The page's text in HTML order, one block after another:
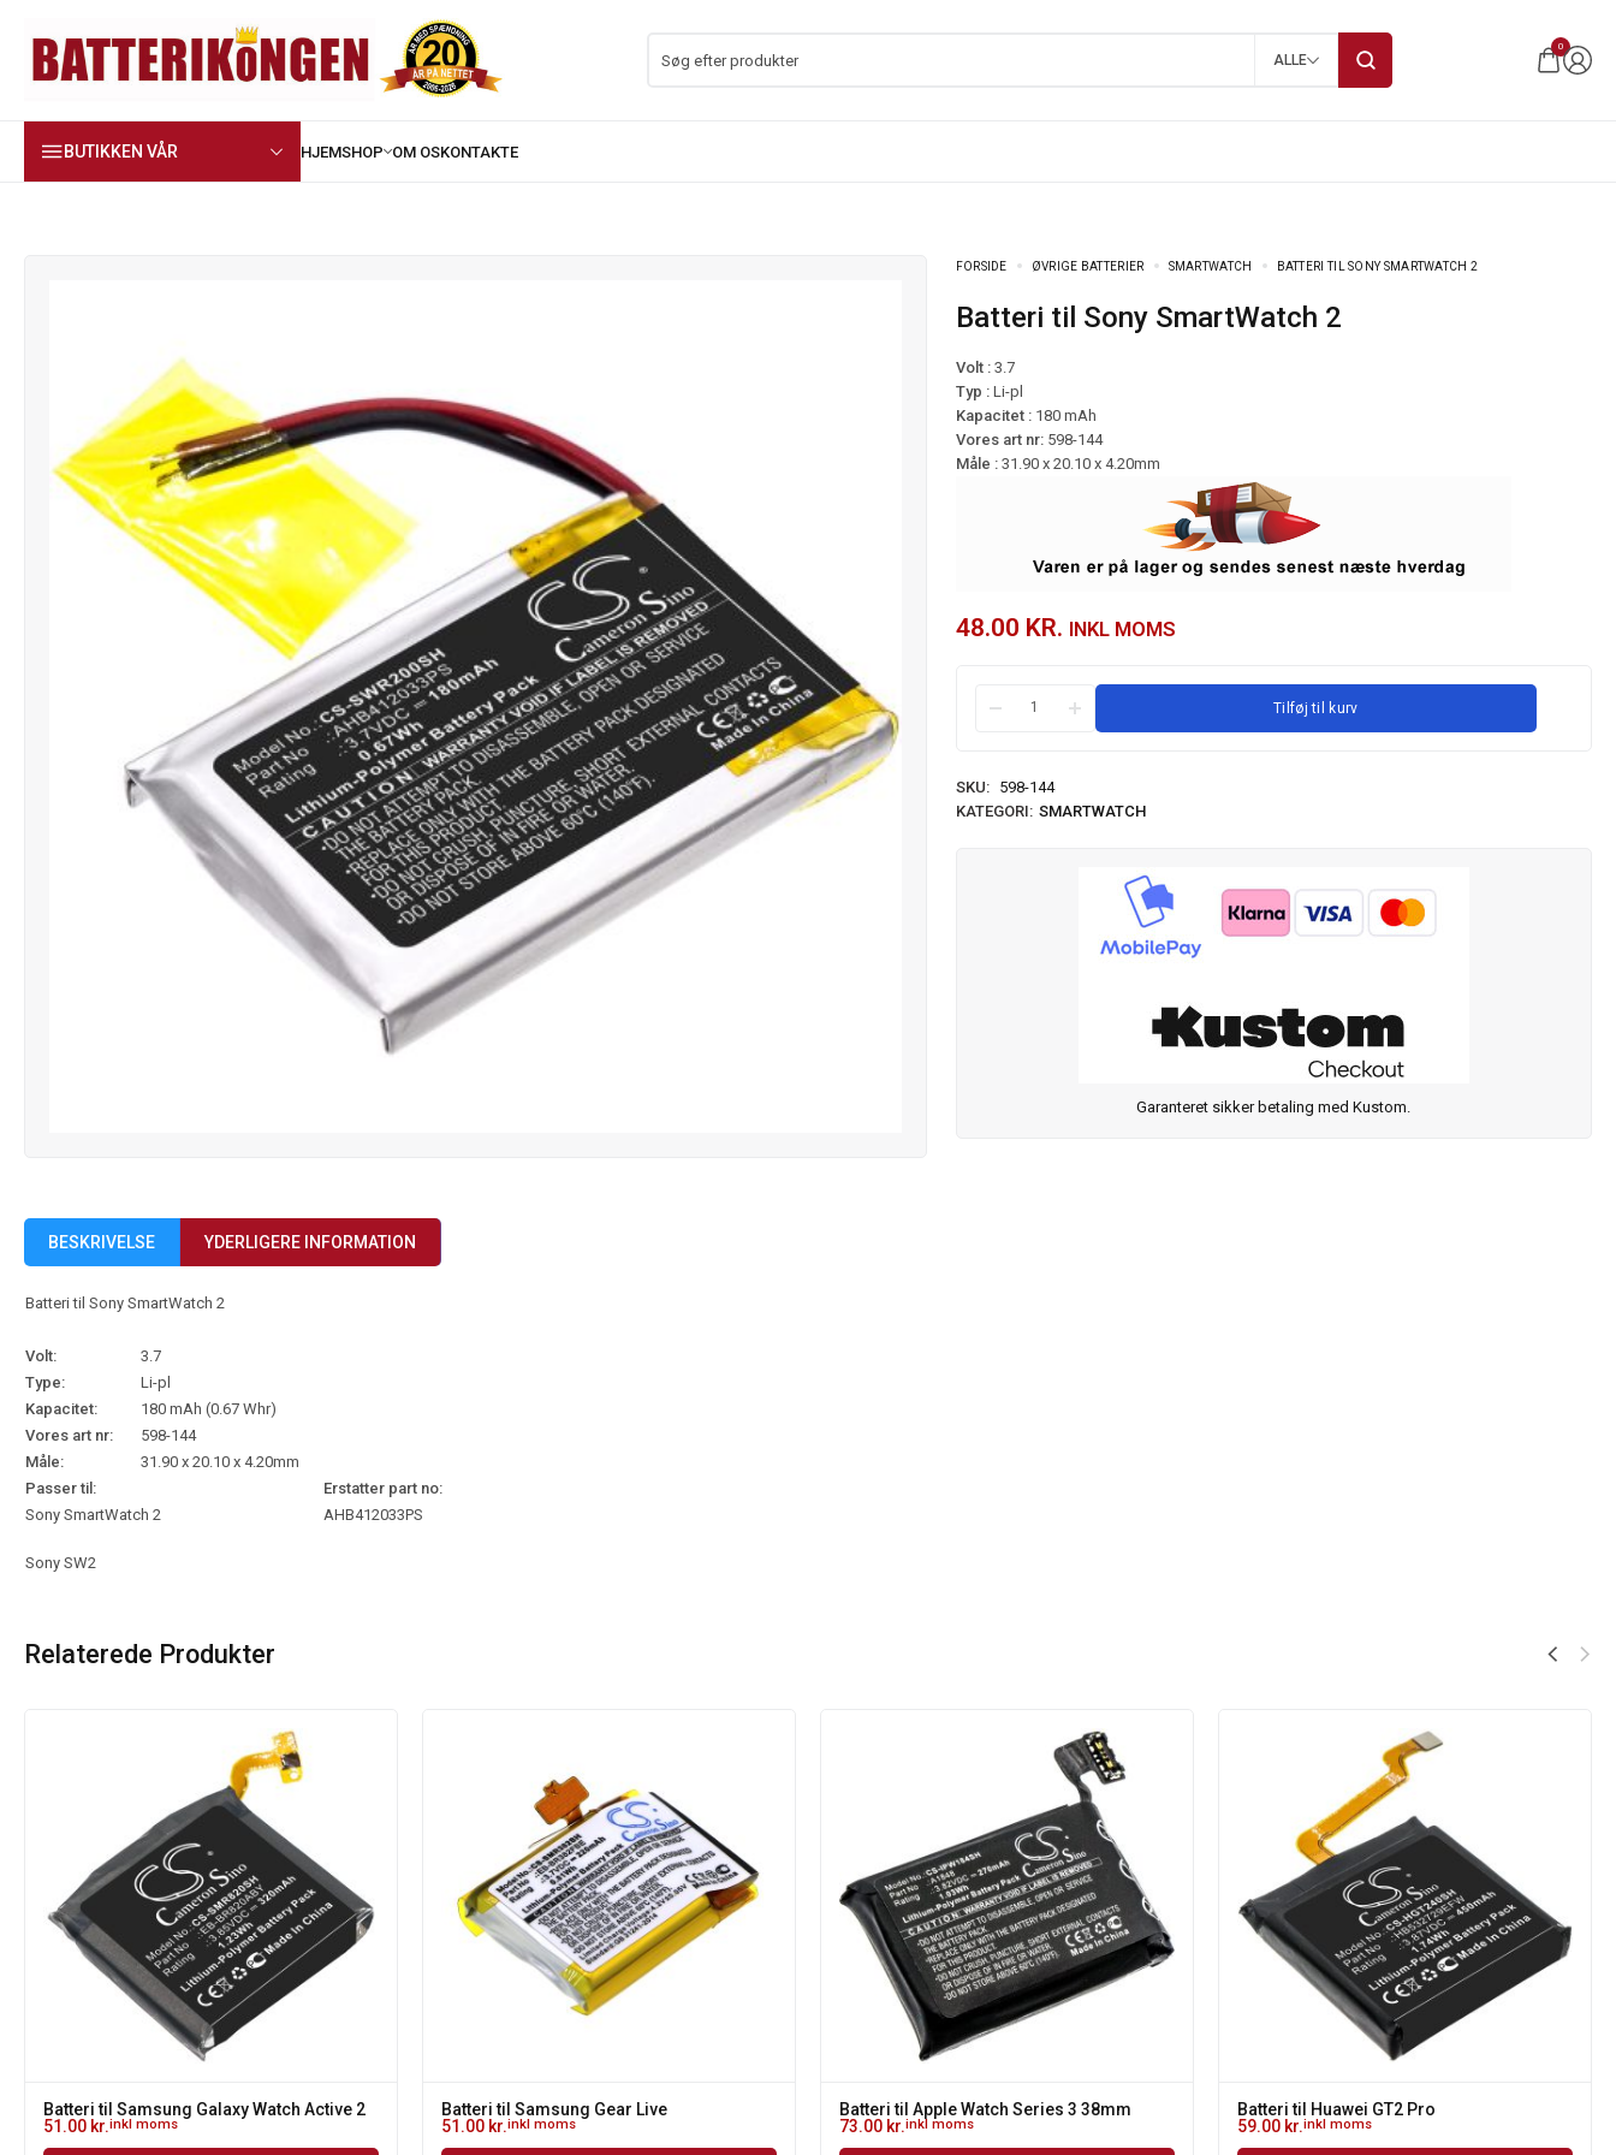
ALLE
0
BUTIKKEN VÅR
FORSIDE ØVRIGE BATTERIER SMARTWATCH BATTERI TIL SONY SMARTWATCH 2
Batteri til Sony SmartWatch 2
Volt :3.7
Typ : Li-pl
Kapacitet : 180 mAh
Vores art nr: 598-144
Måle : 31.90 x 20.10 x 4.20mm
48.00 KR. INKL MOMS
Tilføj til kurv
SKU:
598-144
KATEGORI: SMARTWATCH
Garanteret sikker betaling med Kustom.
BESKRIVELSE YDERLIGERE INFORMATION
Batteri til Sony SmartWatch 2
Volt:
3.7
Type:
Li-pl
Kapacitet:
180 mAh (0.67 Whr)
Vores art nr:
598-144
Måle:
31.90 x 20.10 x 4.20mm
Passer til:
Erstatter part no:
Sony SmartWatch 2
Sony SW2
AHB412033PS
Relaterede Produkter
Batteri til Samsung Galaxy Watch Active 2
51.00 kr.inkl moms
Batteri til Samsung Gear Live
51.00 kr.inkl moms
Batteri til Apple Watch Series 3 38mm
73.00 kr.inkl moms
Batteri til Huawei GT2 Pro
59.00 kr.inkl moms